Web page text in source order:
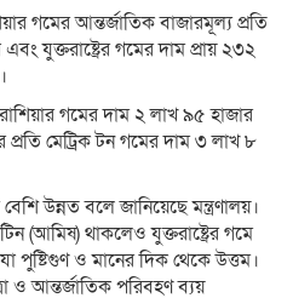
গমের আন্তর্জাতিক বাজারমূল্য প্রতি
যুক্তরাষ্ট্রের গমের দাম প্রায় ২৩২
রাশিয়ার গমের দাম ২ লাখ ৯৫ হাজার
প্রতি মেট্রিক টন গমের দাম ৩ লাখ ৮
উন্নত বলে জানিয়েছে মন্ত্রণালয়।
(আমিষ) থাকলেও যুক্তরাষ্ট্রের গমে
পুষ্টিগুণ ও মানের দিক থেকে উত্তম।
ও আন্তর্জাতিক পরিবহণ ব্যয়